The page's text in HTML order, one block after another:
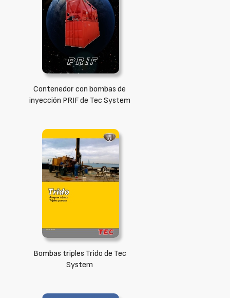
Contenedor con bombas de
inyección PRIF de Tec System
Bombas triples Trido de Tec
System